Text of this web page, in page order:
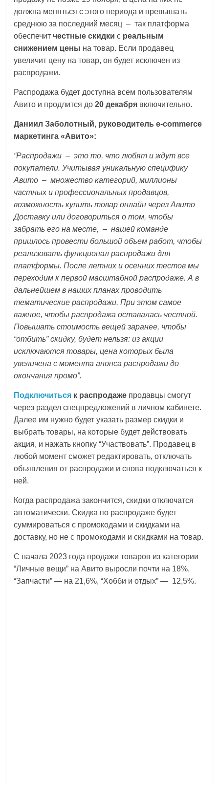
должна меняться с этого периода и превышать
среднюю за последний месяц – так платформа
обеспечитчестные скидки с реальным
снижением цены на товар. Если продавец
увеличит цену на товар, он будет исключен из
распродажи.
Распродажа будет доступна всем пользователям
Авито и продлится до20 декабря включительно.
Даниил Заболотный, руководитель e-commerce
маркетинга «Авито»:
“Распродажи – это то, что любят и ждут все
покупатели. Учитывая уникальную специфику
Авито – множество категорий, миллионы
частных и профессиональных продавцов,
возможность купить товар онлайн через Авито
Доставку или договориться о том, чтобы
забрать его на месте, – нашей команде
пришлось провести большой объем работ, чтобы
реализовать функционал распродажи для
платформы. После летних и осенних тестов мы
переходим к первой масштабной распродаже. А в
дальнейшем в наших планах проводить
тематические распродажи. При этом самое
важное, чтобы распродажа оставалась честной.
Повышать стоимость вещей заранее, чтобы
“отбить” скидку, будет нельзя: из акции
исключаются товары, цена которых была
увеличена с момента анонса распродажи до
окончания промо”.
Подключиться к распродаже продавцы смогут
через раздел спецпредложений в личном кабинете.
Далее им нужно будет указать размер скидки и
выбрать товары, на которые будет действовать
акция, и нажать кнопку “Участвовать”. Продавец в
любой момент сможет редактировать, отключать
объявления от распродажи и снова подключаться к
ней.
Когда распродажа закончится, скидки отключатся
автоматически. Скидка по распродаже будет
суммироваться с промокодами и скидками на
доставку, но не с промокодами и скидками на товар.
С начала 2023 года продажи товаров из категории
“Личные вещи” на Авито выросли почти на 18%,
“Запчасти” — на 21,6%, “Хобби и отдых” — 12,5%.